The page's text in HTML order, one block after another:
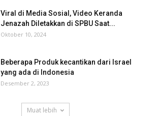
Viral di Media Sosial, Video Keranda
Jenazah Diletakkan di SPBU Saat...
Oktober 10, 2024
Beberapa Produk kecantikan dari Israel
yang ada di Indonesia
Desember 2, 2023
Muat lebih